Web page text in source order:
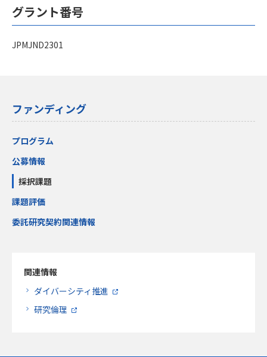
グラント番号
JPMJND2301
ファンディング
プログラム
公募情報
採択課題
課題評価
委託研究契約関連情報
関連情報
ダイバーシティ推進
研究倫理